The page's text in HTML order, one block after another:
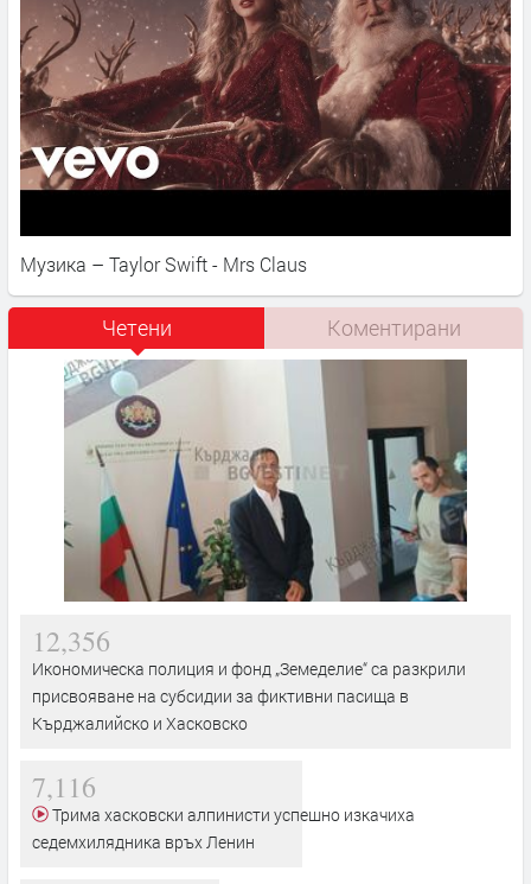
Музика – Taylor Swift - Mrs Claus
Четени Коментирани
12,356
Икономическа полиция и фонд „Земеделие“ са разкрили
присвояване на субсидии за фиктивни пасища в
Кърджалийско и Хасковско
7,116
седемхилядника връх Ленин